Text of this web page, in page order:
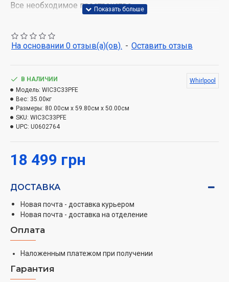
Все необходимое пространство.
универсальных наборов посуды, поэтому у вас
всегда есть все необходимое.
Мощные водяные струи из задней части
посудомоечной машины обеспечивают наилучшие
результаты очистки даже самых сильных
загрязнений.
загрязнения и соответствующим образом
регулируют давление воды.
Технология 6th Sense
Без предварительной стирки.
Технология 6th Sense обеспечивает идеальные
результаты стирки без предварительной стирки,
замачивания или мытья рук, сокращая при этом
потребление воды и затраты.
На основании 0 отзыв(а)(ов). - Оставить отзыв
18 499 грн
В НАЛИЧИИ
Модель: WIC3C33PFE
Вес: 35.00кг
Размеры: 80.00см x 59.80см x 50.00см
SKU: WIC3C33PFE
UPC: U0602764
Whirlpool
ДОСТАВКА
Новая почта - доставка курьером
Новая почта - доставка на отделение
Оплата
Наложенным платежом при получении
Гарантия